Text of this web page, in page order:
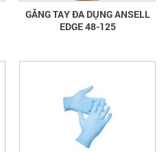
GĂNG TAY ĐA DỤNG ANSELL
EDGE 48-125